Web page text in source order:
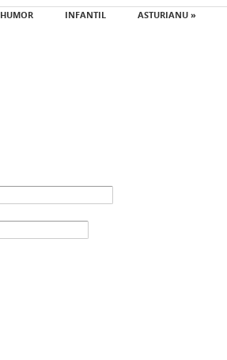
HUMOR INFANTIL ASTURIANU »